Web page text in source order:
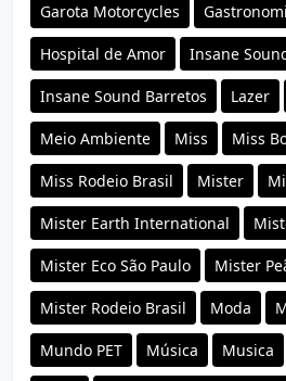
Garota Motorcycles
Hospital de Amor Insane
Insane Sound Barretos Lazer
Meio Ambiente Miss Miss
Miss Rodeio Brasil Mister
Mister Earth International
Mister Eco São Paulo Mister
Mister Rodeio Brasil Moda
Mundo PET Música Musica